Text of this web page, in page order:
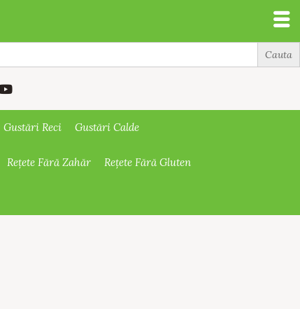
Gustări Reci Gustări Calde
Rețete Fără Zahăr Rețete Fără Gluten